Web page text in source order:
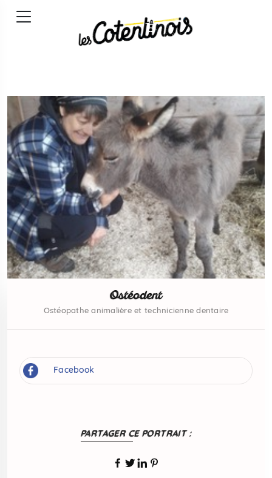
Ostéodent
Ostéopathe animalière et technicienne dentaire
Facebook
PARTAGER CE PORTRAIT :